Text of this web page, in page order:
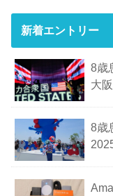
新着エントリー
8歳
大
8歳